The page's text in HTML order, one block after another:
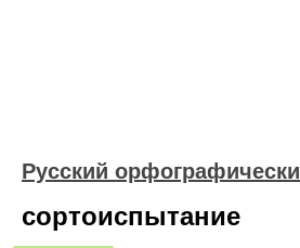
Русский
сортоиспытание